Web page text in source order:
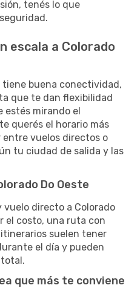
tenés lo que
escala a Colorado
tiene buena conectividad,
que te dan flexibilidad
estés mirando el
querés el horario más
vuelos directos o
tu ciudad de salida y las
Do Oeste
directo a Colorado
el costo, una ruta con
suelen tener
el día y pueden
que más te conviene